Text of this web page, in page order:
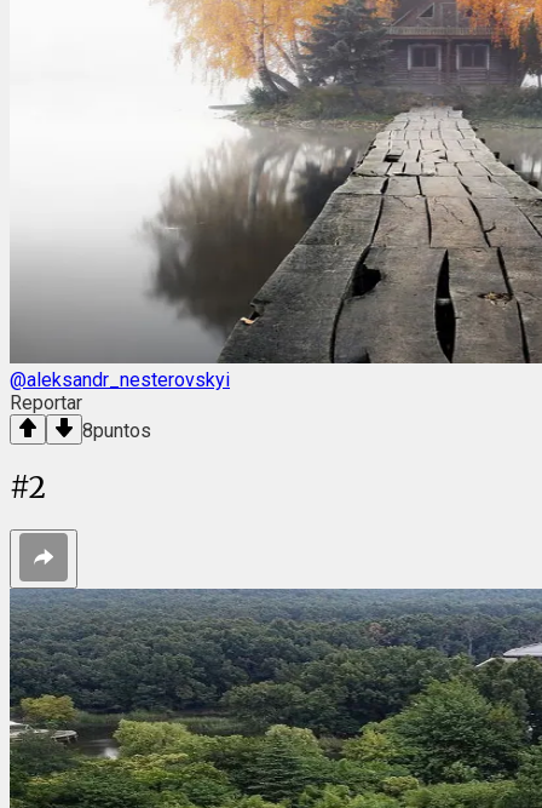
@aleksandr_nesterovskyi
Reportar
8puntos
#2